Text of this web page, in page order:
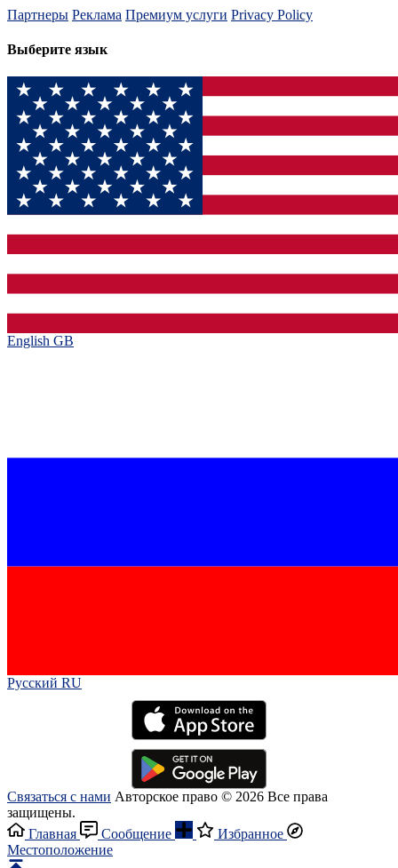
Партнеры Реклама Премиум услуги Privacy Policy
Выберите язык
English GB‎
Русский RU‎
Связаться с нами Авторское право © 2026 Все права
защищены.
Главная
Сообщение
Избранное
Местоположение